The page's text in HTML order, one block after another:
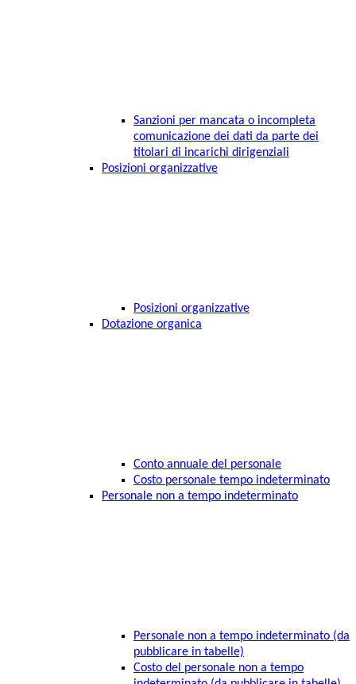
Sanzioni per mancata o incompleta
comunicazione dei dati da parte dei
titolari di incarichi dirigenziali
Posizioni organizzative
Posizioni organizzative
Dotazione organica
Conto annuale del personale
Costo personale tempo indeterminato
Personale non a tempo indeterminato
Personale non a tempo indeterminato (da
pubblicare in tabelle)
Costo del personale non a tempo